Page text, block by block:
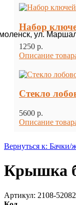
ул.
Набор
1250 p.
Описание
Стекло
5600 p.
Описание
Вернуться к: Бачки/
Крышка
Артикул: 2108-